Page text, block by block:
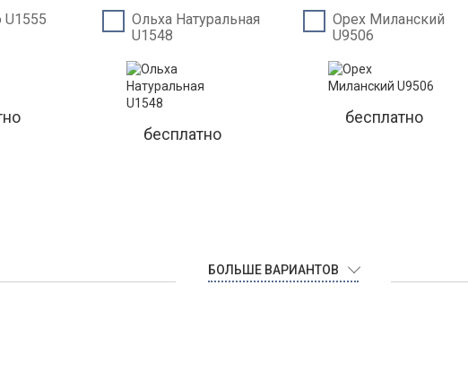
Ольха Натуральная
U1548
бесплатно
Орех Миланский
U9506
бесплатно
БОЛЬШЕ ВАРИАНТОВ